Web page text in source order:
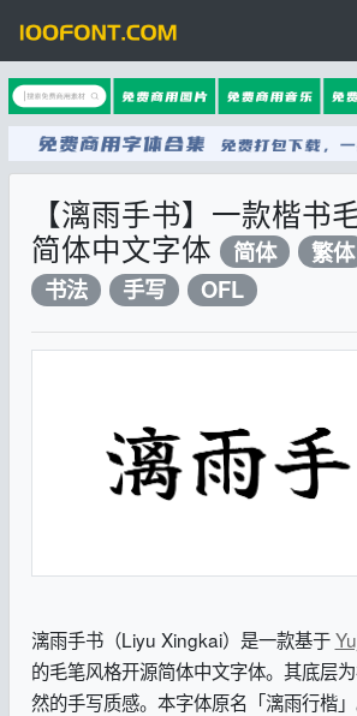
【漓雨手书】一款楷书
简体中文字体
简体 繁体
书法
手写 OFL
漓雨手书（Liyu Xingkai）是一款基于
的毛笔风格开源简体中文字体。其底层
然的手写质感。本字体原名「漓雨行楷